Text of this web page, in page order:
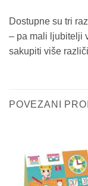
Dostupne su tri
– pa mali ljubitelji
sakupiti više
POVEZANI